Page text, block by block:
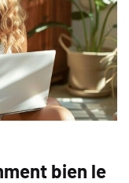
bien le